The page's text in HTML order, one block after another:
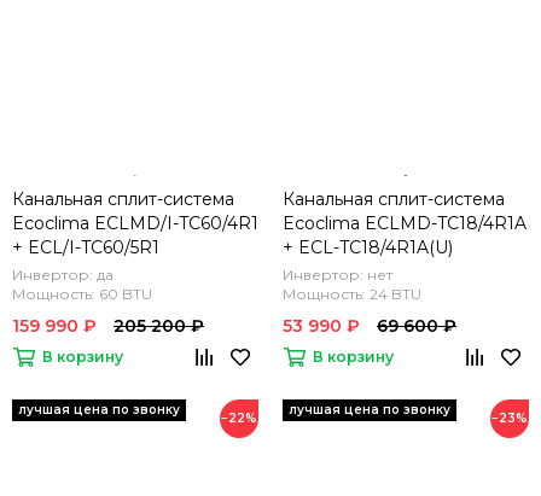
Канальная сплит-система
Ecoclima ECLMD/I-TC60/4R1
+ ECL/I-TC60/5R1
Инвертор: да
Мощность: 60 BTU
159 990 ₽ 205 200 ₽
В корзину
Канальная сплит-система
Ecoclima ECLMD-TC18/4R1A
+ ECL-TC18/4R1A(U)
Инвертор: нет
Мощность: 24 BTU
53 990 ₽ 69 600 ₽
В корзину
−22% −23%